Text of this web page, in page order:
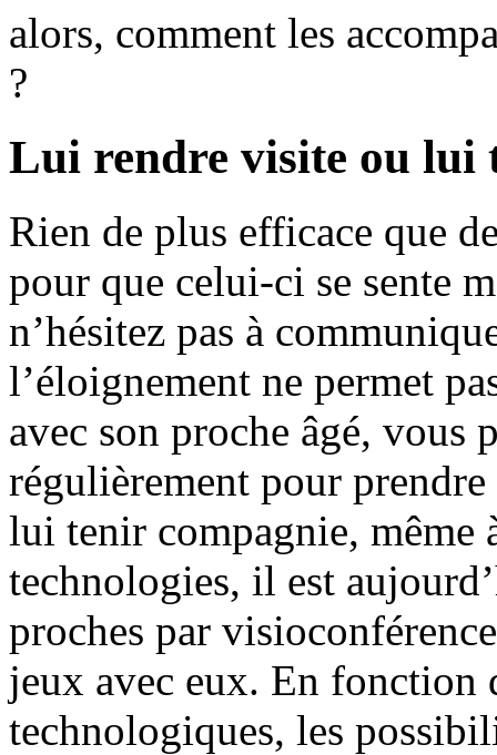
alors, comment les
?
Lui rendre visite ou lui
Rien de plus efficace que
pour que celui-ci se sente
n’hésitez pas à
l’éloignement ne permet
avec son proche âgé, vous
régulièrement pour
lui tenir compagnie, même
technologies, il est
proches par
jeux avec eux. En fonction
technologiques, les